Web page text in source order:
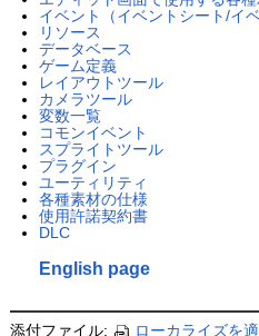
イベント（イベントシート/イ
リソース
データベース
ゲーム定義
レイアウトツール
カメラツール
変数一覧
コモンイベント
スプライトツール
プラグイン
ユーティリティ
各種素材の仕様
使用許諾契約書
DLC
English page
添付ファイル: ローカライズを